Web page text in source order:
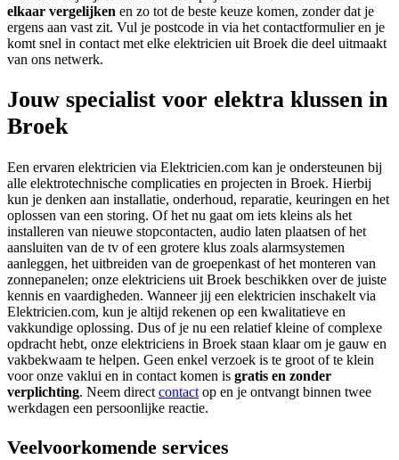
elkaar vergelijken en zo tot de beste keuze komen, zonder dat je
ergens aan vast zit. Vul je postcode in via het contactformulier en je
komt snel in contact met elke elektricien uit Broek die deel uitmaakt
van ons netwerk.
Jouw specialist voor elektra klussen in
Broek
Een ervaren elektricien via Elektricien.com kan je ondersteunen bij
alle elektrotechnische complicaties en projecten in Broek. Hierbij
kun je denken aan installatie, onderhoud, reparatie, keuringen en het
oplossen van een storing. Of het nu gaat om iets kleins als het
installeren van nieuwe stopcontacten, audio laten plaatsen of het
aansluiten van de tv of een grotere klus zoals alarmsystemen
aanleggen, het uitbreiden van de groepenkast of het monteren van
zonnepanelen; onze elektriciens uit Broek beschikken over de juiste
kennis en vaardigheden. Wanneer jij een elektricien inschakelt via
Elektricien.com, kun je altijd rekenen op een kwalitatieve en
vakkundige oplossing. Dus of je nu een relatief kleine of complexe
opdracht hebt, onze elektriciens in Broek staan klaar om je gauw en
vakbekwaam te helpen. Geen enkel verzoek is te groot of te klein
voor onze vaklui en in contact komen is gratis en zonder
verplichting. Neem direct contact op en je ontvangt binnen twee
werkdagen een persoonlijke reactie.
Veelvoorkomende services